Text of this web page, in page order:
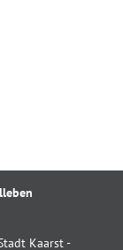
Kaarst -